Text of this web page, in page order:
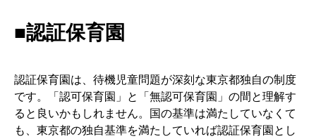
■認証保育園
認証保育園は、待機児童問題が深刻な東京都独自の制度
です。「認可保育園」と「無認可保育園」の間と理解す
ると良いかもしれません。国の基準は満たしていなくて
も、東京都の独自基準を満たしていれば認証保育園とし